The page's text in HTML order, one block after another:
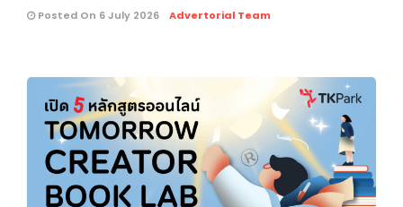
Posted On 6 July 2026 Advertorial Team